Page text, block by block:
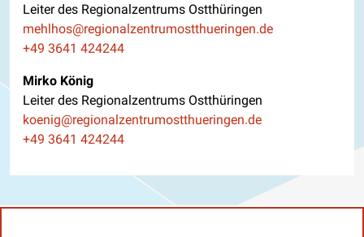
Leiter des Regionalzentrums Ostthüringen
E-Mail
mehlhos@regionalzentrumostthueringen.de
Telefon
+49 3641 424244
Mirko König
Leiter des Regionalzentrums Ostthüringen
E-Mail
koenig@regionalzentrumostthueringen.de
Telefon
+49 3641 424244